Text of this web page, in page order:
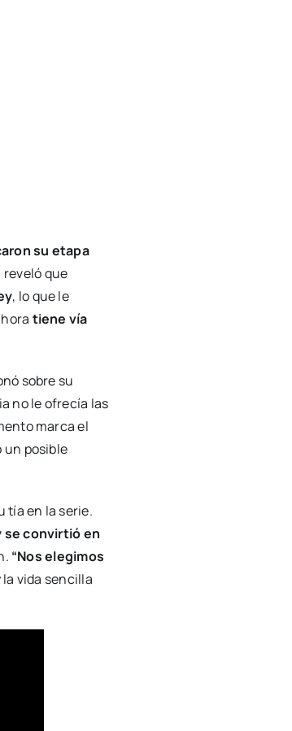
su etapa
que
, lo que le
tiene vía
sobre su
no le ofrecía las
marca el
un posible
tía en la serie.
se convirtió en
“Nos elegimos
vida sencilla